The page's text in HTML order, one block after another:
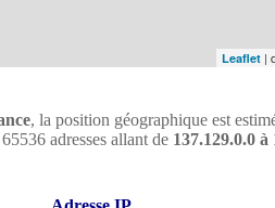
Leaflet |
, la position géographique est
adresses allant de 137.129.0.0 à